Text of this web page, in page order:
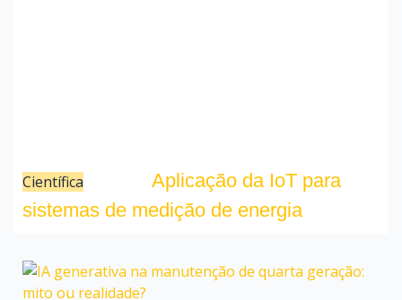
Científica
Aplicação da IoT para
sistemas de medição de energia